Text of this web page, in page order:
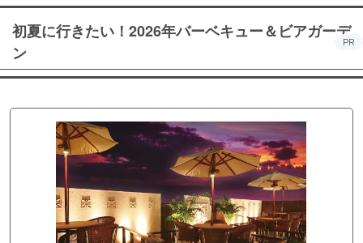
初夏に行きたい！2026年バーベキュー＆ビアガーデ
ン
PR